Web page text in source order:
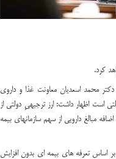
کرد.
محمد اسعدیان معاونت غذا و داروی
است اظهار داشت: ارز ترجیهیِ دولتی از
مبالغ دارویی از سهم سازمانهای بیمه
بر اساس تعرفه های بیمه ای بدون افزایش